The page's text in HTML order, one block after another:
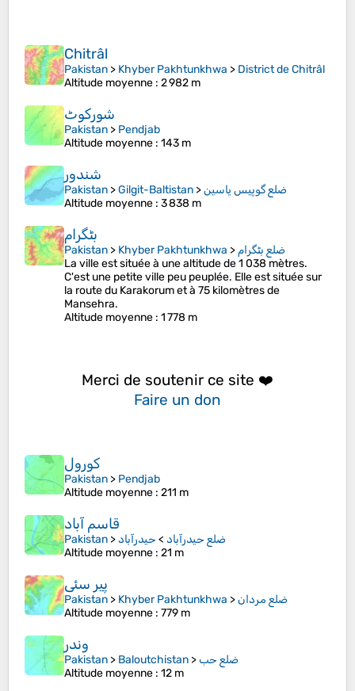
Chitrâl
Pakistan > Khyber Pakhtunkhwa > District de Chitrâl
Altitude moyenne : 2 982 m
Pakistan > Pendjab
Altitude moyenne : 143 m
شندور
Pakistan >Gilgit-Baltistan >ضلع گوپیس یاسین
Altitude moyenne : 3 838 m
بٹگرام
Pakistan > Khyber Pakhtunkhwa >ضلع بٹگرام
La ville est située à une altitude de 1 038 mètres.
C'est une petite ville peu peuplée. Elle est située sur
la route du Karakorum et à 75 kilomètres de
Mansehra.
Altitude moyenne : 1 778 m
Merci de soutenir ce site ❤️
Faire un don
کورول
Pakistan > Pendjab
Altitude moyenne : 211 m
قاسم آباد
Pakistan > ضلع حیدرآباد > حیدرآباد
Altitude moyenne : 21 m
پیر سئی
Pakistan > Khyber Pakhtunkhwa >ضلع مردان
Altitude moyenne : 779 m
وندر
Pakistan > Baloutchistan > ضلع حب
Altitude moyenne : 12 m